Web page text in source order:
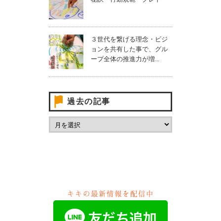
３世代を繋げる理念・ビジ
ョンを共有した事で、グル
ープ全体の推進力が増...
過去の記事
キキの最新情報を配信中